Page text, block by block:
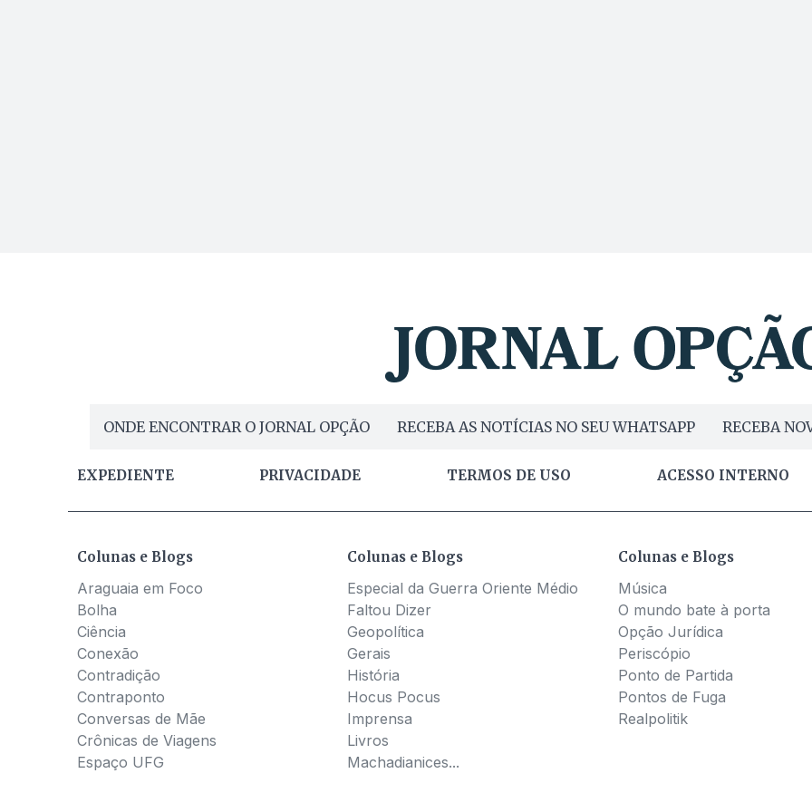
ONDE ENCONTRAR O JORNAL OPÇÃO RECEBA AS NOTÍCIAS NO SEU WHATSAPP RECEBA
EXPEDIENTE PRIVACIDADE TERMOS DE USO ACESSO INTERNO
Colunas e Blogs
Araguaia em Foco
Bolha
Ciência
Conexão
Contradição
Contraponto
Conversas de Mãe
Crônicas de Viagens
Espaço UFG
Colunas e Blogs
Especial da Guerra Oriente Médio
Faltou Dizer
Geopolítica
Gerais
História
Hocus Pocus
Imprensa
Livros
Machadianices...
Colunas e Blogs
Música
O mundo bate à porta
Opção Jurídica
Periscópio
Ponto de Partida
Pontos de Fuga
Realpolitik